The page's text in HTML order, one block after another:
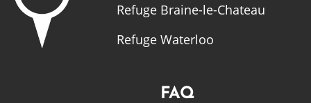
Refuge Braine-le-Chateau
Refuge Waterloo
FAQ